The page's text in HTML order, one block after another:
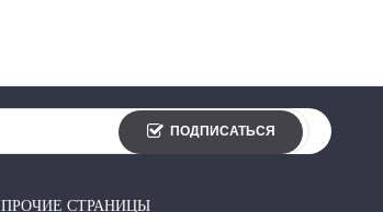
ПОДПИСАТЬСЯ
ПРОЧИЕ СТРАНИЦЫ